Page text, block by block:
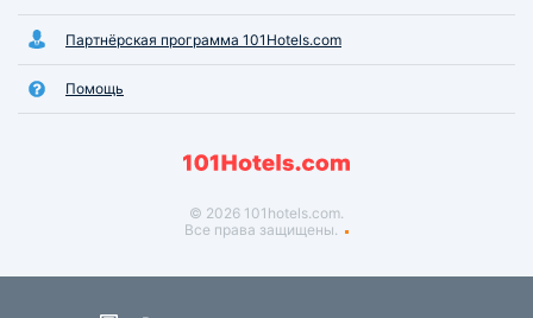
Партнёрская программа 101Hotels.com
Помощь
© 2026 101hotels.com.
Все права защищены.